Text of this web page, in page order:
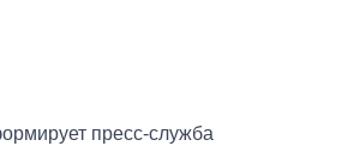
пресс-служба